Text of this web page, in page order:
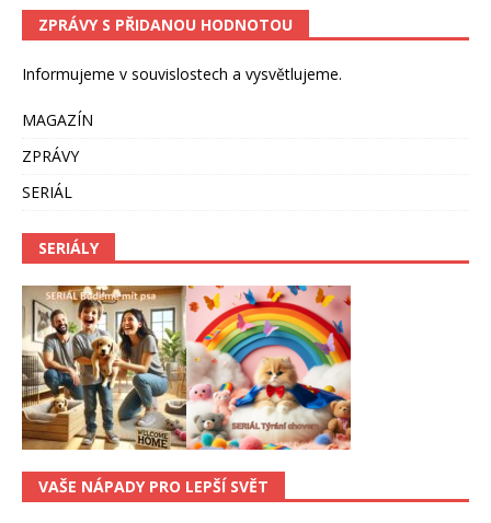
ZPRÁVY S PŘIDANOU HODNOTOU
Informujeme v souvislostech a vysvětlujeme.
MAGAZÍN
ZPRÁVY
SERIÁL
SERIÁLY
VAŠE NÁPADY PRO LEPŠÍ SVĚT